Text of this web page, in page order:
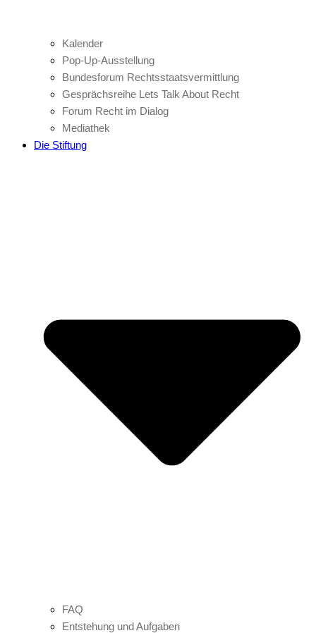
Kalender
Pop-Up-Ausstellung
Bundesforum Rechtsstaatsvermittlung
Gesprächsreihe Lets Talk About Recht
Forum Recht im Dialog
Mediathek
Die Stiftung
FAQ
Entstehung und Aufgaben